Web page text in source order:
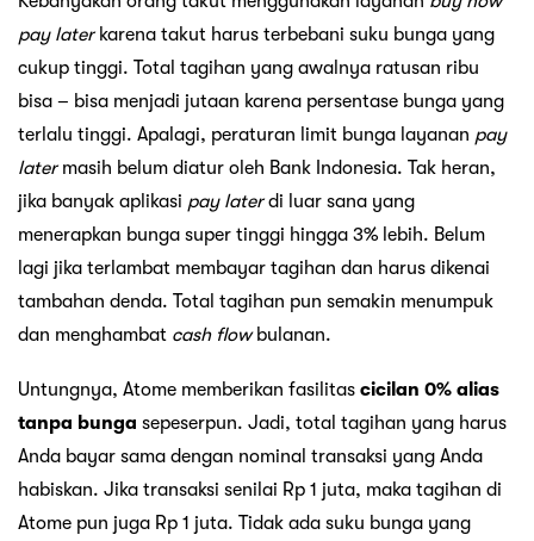
pay later karena takut harus terbebani suku bunga yang
cukup tinggi. Total tagihan yang awalnya ratusan ribu
bisa – bisa menjadi jutaan karena persentase bunga yang
terlalu tinggi. Apalagi, peraturan limit bunga layanan pay
latermasih belum diatur oleh Bank Indonesia. Tak heran,
jika banyak aplikasi pay laterdi luar sana yang
menerapkan bunga super tinggi hingga 3% lebih. Belum
lagi jika terlambat membayar tagihan dan harus dikenai
tambahan denda. Total tagihan pun semakin menumpuk
dan menghambat cash flow bulanan.
Untungnya, Atome memberikan fasilitas cicilan 0% alias
tanpa bunga sepeserpun. Jadi, total tagihan yang harus
Anda bayar sama dengan nominal transaksi yang Anda
habiskan. Jika transaksi senilai Rp 1 juta, maka tagihan di
Atome pun juga Rp 1 juta. Tidak ada suku bunga yang